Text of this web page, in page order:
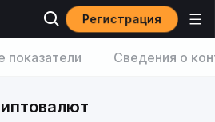
Регистрация
показатели Сведения о